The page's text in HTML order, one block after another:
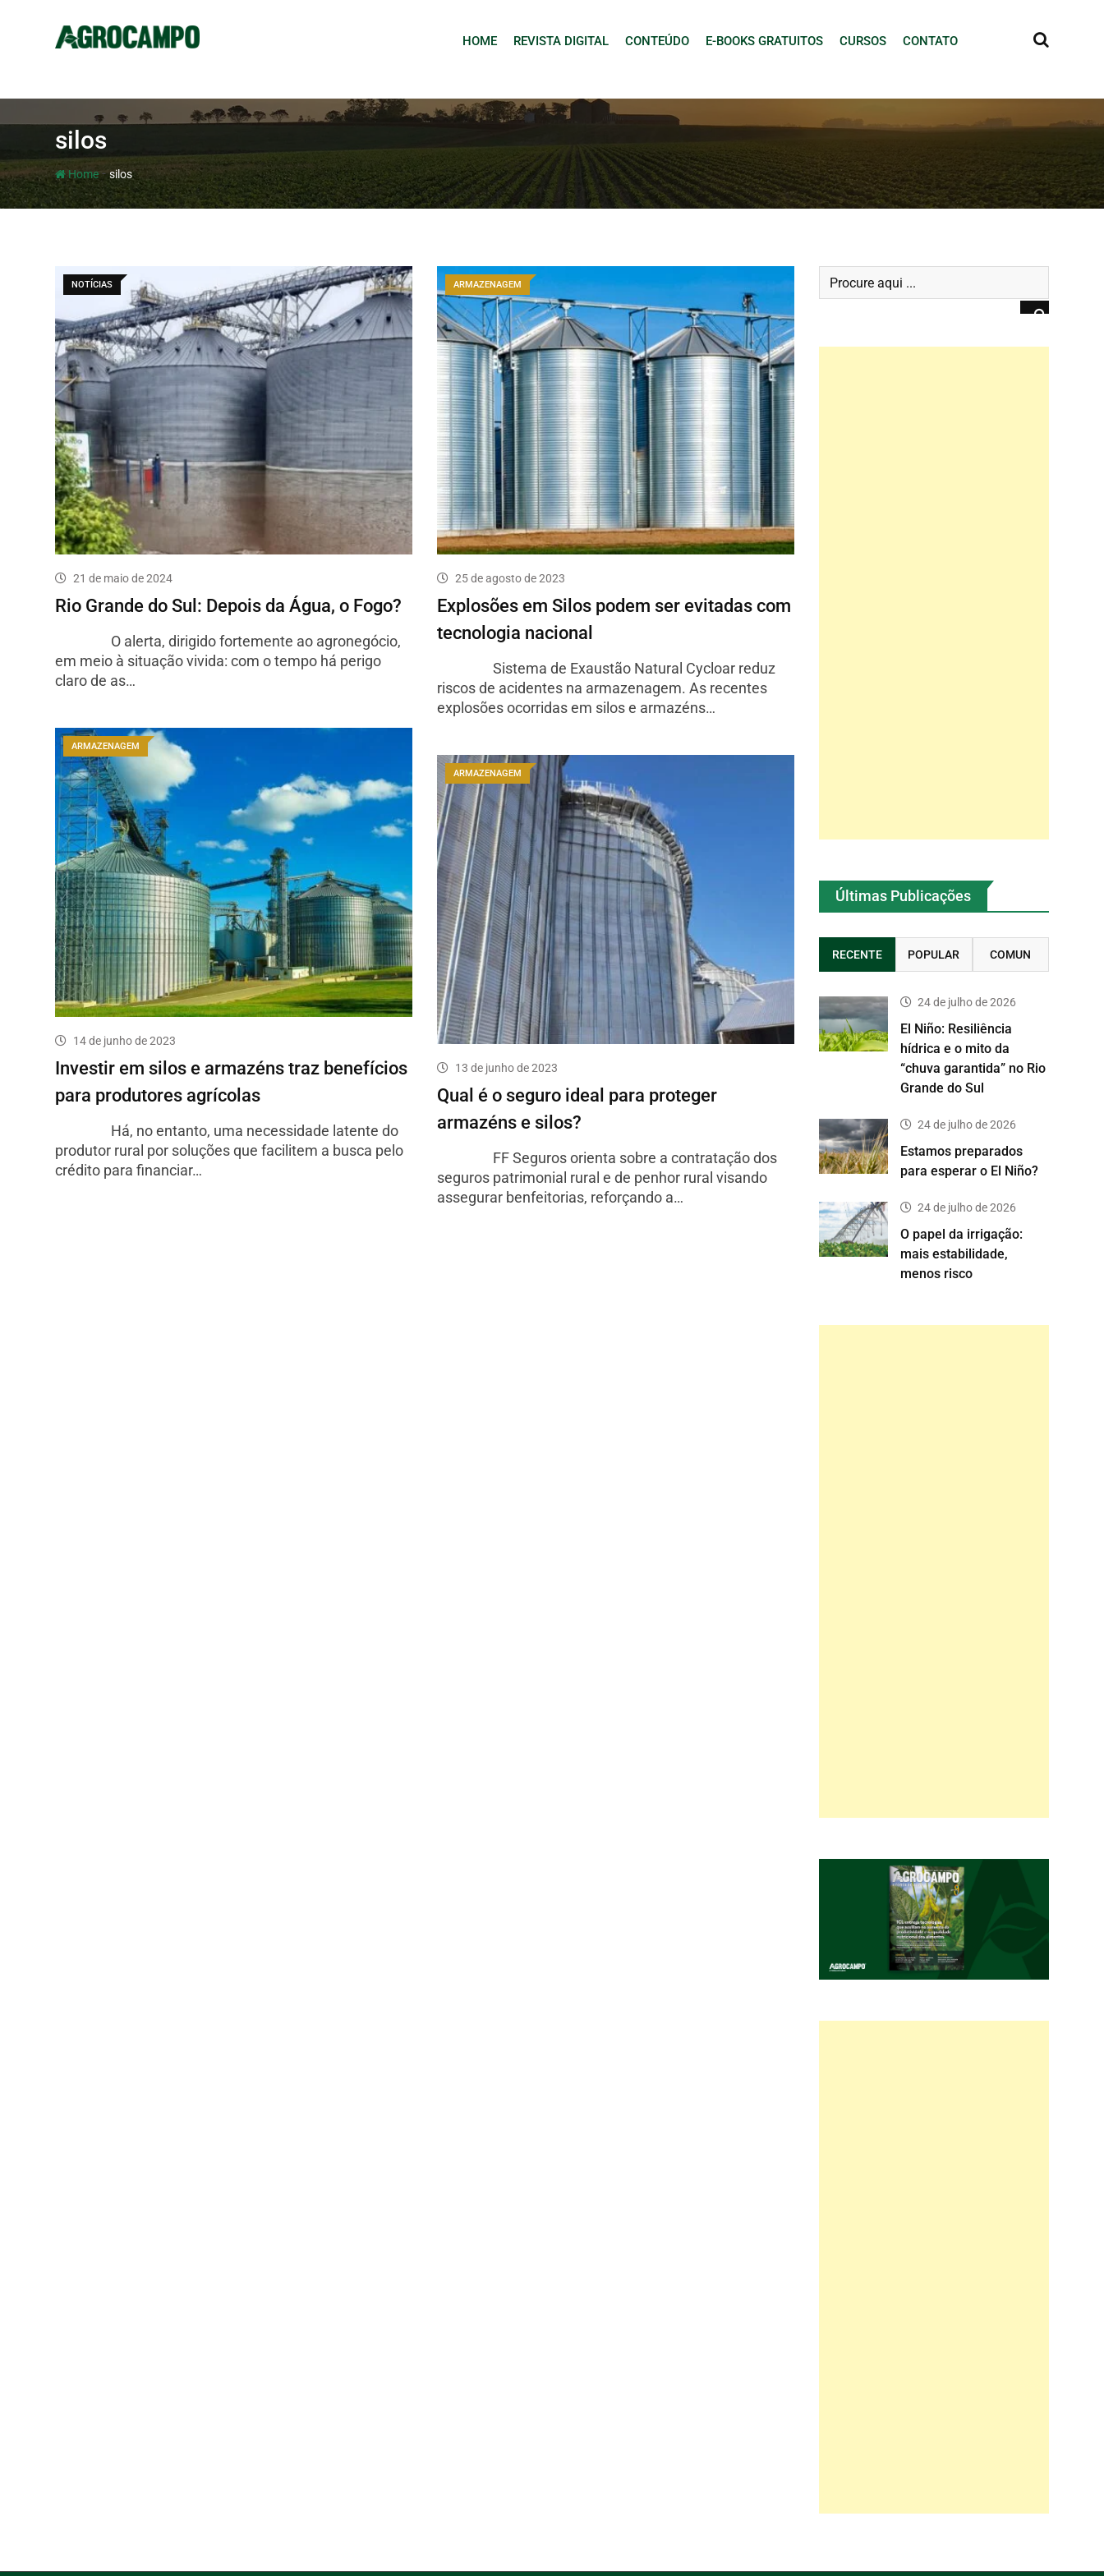
HOME REVISTA DIGITAL CONTEÚDO E-BOOKS GRATUITOS CURSOS CONTATO
silos
Home-silos
NOTÍCIAS
21 de maio de 2024
Rio Grande do Sul: Depois da Água, o Fogo?
O alerta, dirigido fortemente ao agronegócio,
em meio à situação vivida: com o tempo há perigo
claro de as…
ARMAZENAGEM
25 de agosto de 2023
Explosões em Silos podem ser evitadas com
tecnologia nacional
Sistema de Exaustão Natural Cycloar reduz
riscos de acidentes na armazenagem. As recentes
explosões ocorridas em silos e armazéns…
ARMAZENAGEM
14 de junho de 2023
Investir em silos e armazéns traz benefícios
para produtores agrícolas
Há, no entanto, uma necessidade latente do
produtor rural por soluções que facilitem a busca pelo
crédito para financiar…
ARMAZENAGEM
13 de junho de 2023
Qual é o seguro ideal para proteger
armazéns e silos?
FF Seguros orienta sobre a contratação dos
seguros patrimonial rural e de penhor rural visando
assegurar benfeitorias, reforçando a…
Últimas Publicações
RECENTE POPULAR COMUN
24 de julho de 2026
El Niño: Resiliência
hídrica e o mito da
“chuva garantida” no Rio
Grande do Sul
24 de julho de 2026
Estamos preparados
para esperar o El Niño?
24 de julho de 2026
O papel da irrigação:
mais estabilidade,
menos risco